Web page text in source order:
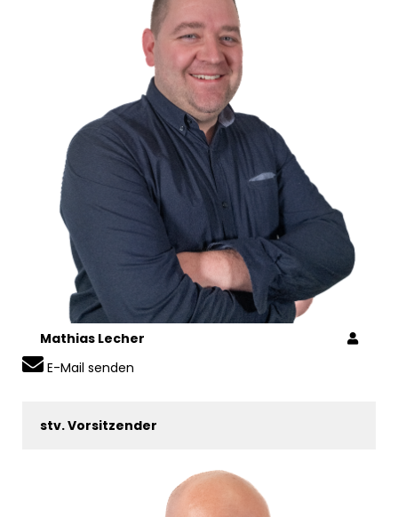
Mathias Lecher
E-Mail senden
stv. Vorsitzender